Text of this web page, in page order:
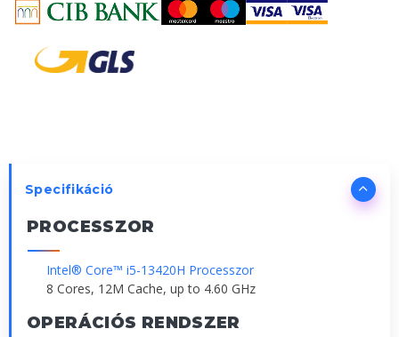
Specifikáció
PROCESSZOR
Intel® Core™ i5-13420H Processzor
8 Cores, 12M Cache, up to 4.60 GHz
OPERÁCIÓS RENDSZER